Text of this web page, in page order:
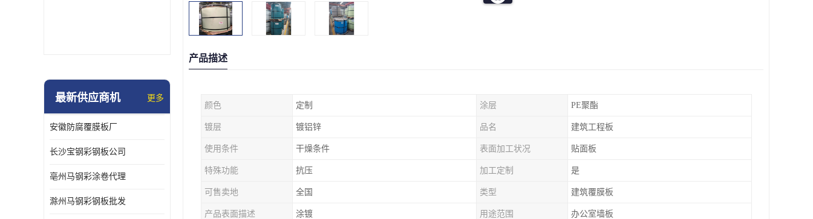
最新供应商机 更多
安徽防腐覆膜板厂
长沙宝钢彩钢板公司
亳州马钢彩涂卷代理
滁州马钢彩钢板批发
产品描述
颜色 定制 涂层 PE聚酯
镀层 镀铝锌 品名 建筑工程板
使用条件 干燥条件 表面加工状况 贴面板
特殊功能 抗压 加工定制 是
可售卖地 全国 类型 建筑覆膜板
产品表面描述 涂镀 用途范围 办公室墙板